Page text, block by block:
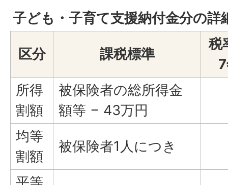
子ども・子育て支援納付金分の詳
区分 課税標準
税
所得
割額
被保険者の総所得金
額等 − 43万円
均等
割額
被保険者1人につき